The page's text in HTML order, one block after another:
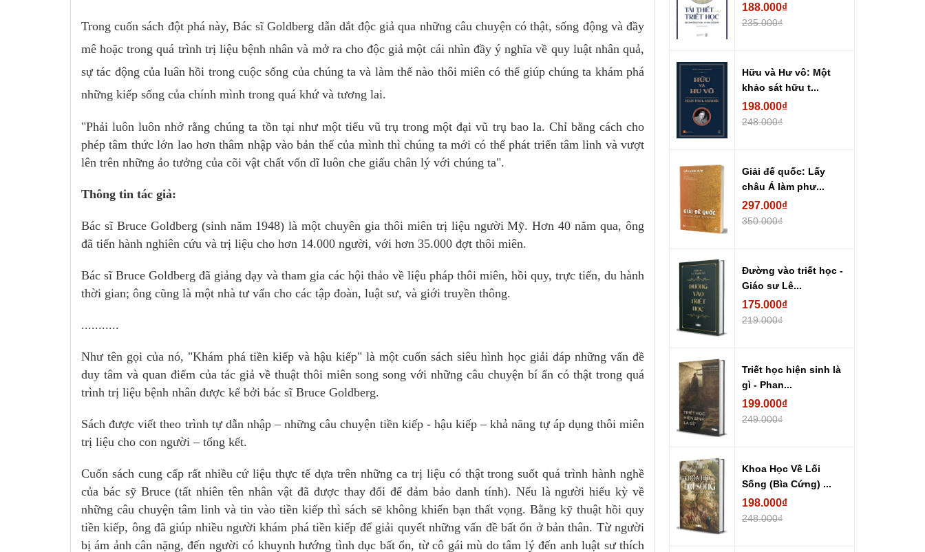
Trong cuốn sách đột phá này, Bác sĩ Goldberg dẫn dắt độc giả qua những câu chuyện có thật, sống động và đầy
mê hoặc trong quá trình trị liệu bệnh nhân và mở ra cho độc giả một cái nhìn đầy ý nghĩa về quy luật nhân quả,
sự tác động của luân hồi trong cuộc sống của chúng ta và làm thế nào thôi miên có thể giúp chúng ta khám phá
những kiếp sống của chính mình trong quá khứ và tương lai.
"Phải luôn luôn nhớ rằng chúng ta tồn tại như một tiểu vũ trụ trong một đại vũ trụ bao la. Chỉ bằng cách cho
phép tâm thức lớn lao hơn thâm nhập vào bản thể của mình thì chúng ta mới có thể phát triển tâm linh và vượt
lên trên những ảo tưởng của cõi vật chất vốn dĩ luôn che giấu chân lý với chúng ta".
Thông tin tác giả:
Bác sĩ Bruce Goldberg (sinh năm 1948) là một chuyên gia thôi miên trị liệu người Mỹ. Hơn 40 năm qua, ông
đã tiến hành nghiên cứu và trị liệu cho hơn 14.000 người, với hơn 35.000 đợt thôi miên.
Bác sĩ Bruce Goldberg đã giảng dạy và tham gia các hội thảo về liệu pháp thôi miên, hồi quy, trực tiến, du hành
thời gian; ông cũng là một nhà tư vấn cho các tập đoàn, luật sư, và giới truyền thông.
...........
Như tên gọi của nó, "Khám phá tiền kiếp và hậu kiếp" là một cuốn sách siêu hình học giải đáp những vấn đề
duy tâm và quan điểm của tác giả về thuật thôi miên song song với những câu chuyện bí ẩn có thật trong quá
trình trị liệu bệnh nhân được kể bởi bác sĩ Bruce Goldberg.
Sách được viết theo trình tự dẫn nhập – những câu chuyện tiền kiếp - hậu kiếp – khả năng tự áp dụng thôi miên
trị liệu cho con người – tổng kết.
Cuốn sách cung cấp rất nhiều cứ liệu thực tế dựa trên những ca trị liệu có thật trong suốt quá trình hành nghề
của bác sỹ Bruce (tất nhiên tên nhân vật đã được thay đổi để đảm bảo danh tính). Nếu là người hiếu kỳ về
những câu chuyện tâm linh và tin vào tiền kiếp thì sách sẽ không khiến bạn thất vọng. Bằng kỹ thuật hồi quy
tiền kiếp, ông đã giúp nhiều người khám phá tiền kiếp để giải quyết những vấn đề bất ổn ở bản thân. Từ người
bị ám ảnh cân nặng, đến người có khuynh hướng tình dục bất ổn, từ cô gái mù do tâm lý đến anh luật sư thích
188.000₫
235.000₫
Hữu và Hư vô: Một
khảo sát hữu t...
198.000₫
248.000₫
Giải đế quốc: Lấy
châu Á làm phư...
297.000₫
350.000₫
Đường vào triết học -
Giáo sư Lê...
175.000₫
219.000₫
Triết học hiện sinh là
gì - Phan...
199.000₫
249.000₫
Khoa Học Về Lối
Sống (Bìa Cứng) ...
198.000₫
248.000₫